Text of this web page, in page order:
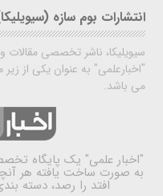
انتشارات بوم سازه
سیویلیکا، ناشر تخصصی مقالات
"اخبارعلمی" به عنوان یکی از
می باشد.
"اخبار علمی" یک پایگاه
به صورت ساخت یافته هر
افتد را رصد، دسته